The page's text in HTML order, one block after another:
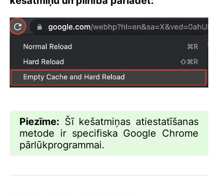
Piezīme: Šī kešatmiņas atiestatīšanas
metode ir specifiska Google Chrome
pārlūkprogrammai.